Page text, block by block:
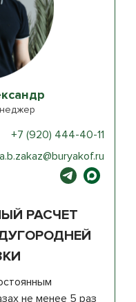
РАСЧЕТ
не менее 5 раз
+7 (920) 444-40-11
a.b.zakaz@buryakof.ru